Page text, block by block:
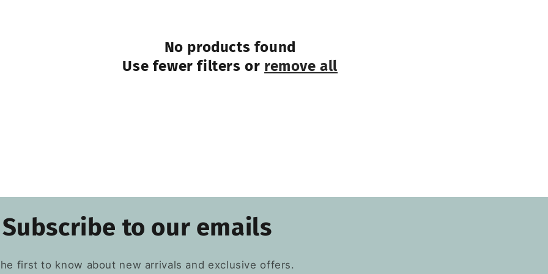
No products found
Use fewer filters or remove all
Subscribe to our emails
first to know about new arrivals and exclusive offers.